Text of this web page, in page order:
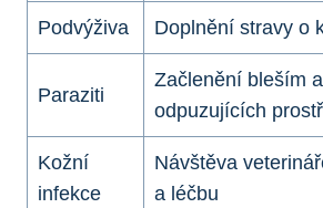
Podvýživa Doplnění stravy o
Paraziti
Začlenění bleším
odpuzujících
Kožní
infekce
Návštěva
a léčbu